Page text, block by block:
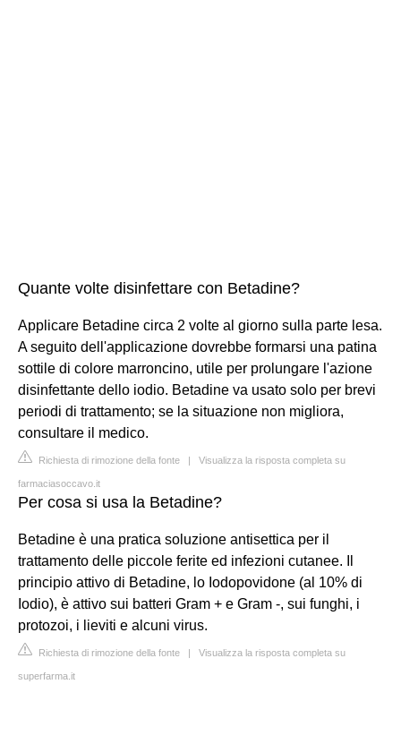
Quante volte disinfettare con Betadine?
Applicare Betadine circa 2 volte al giorno sulla parte lesa.
A seguito dell'applicazione dovrebbe formarsi una patina
sottile di colore marroncino, utile per prolungare l'azione
disinfettante dello iodio. Betadine va usato solo per brevi
periodi di trattamento; se la situazione non migliora,
consultare il medico.
Richiesta di rimozione della fonte | Visualizza la risposta completa su
farmaciasoccavo.it
Per cosa si usa la Betadine?
Betadine è una pratica soluzione antisettica per il
trattamento delle piccole ferite ed infezioni cutanee. Il
principio attivo di Betadine, lo Iodopovidone (al 10% di
Iodio), è attivo sui batteri Gram + e Gram -, sui funghi, i
protozoi, i lieviti e alcuni virus.
Richiesta di rimozione della fonte | Visualizza la risposta completa su
superfarma.it